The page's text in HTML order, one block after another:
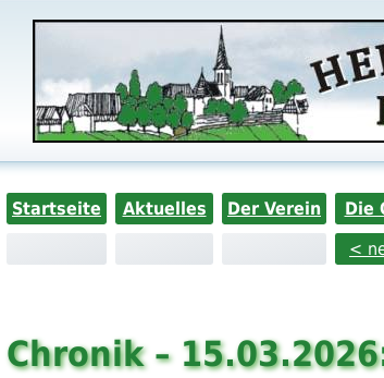
Startseite Aktuelles Der Verein Die
<
Chronik –